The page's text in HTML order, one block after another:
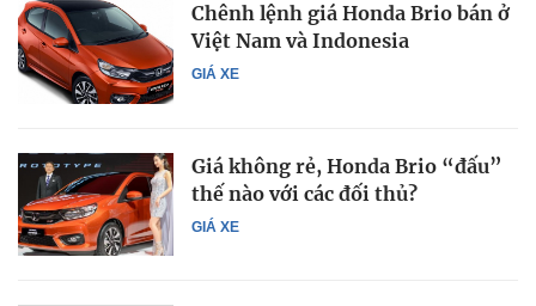
GIÁ XE
Chênh lệnh giá Honda Brio bán ở
Việt Nam và Indonesia
GIÁ XE
Giá không rẻ, Honda Brio “đấu”
thế nào với các đối thủ?